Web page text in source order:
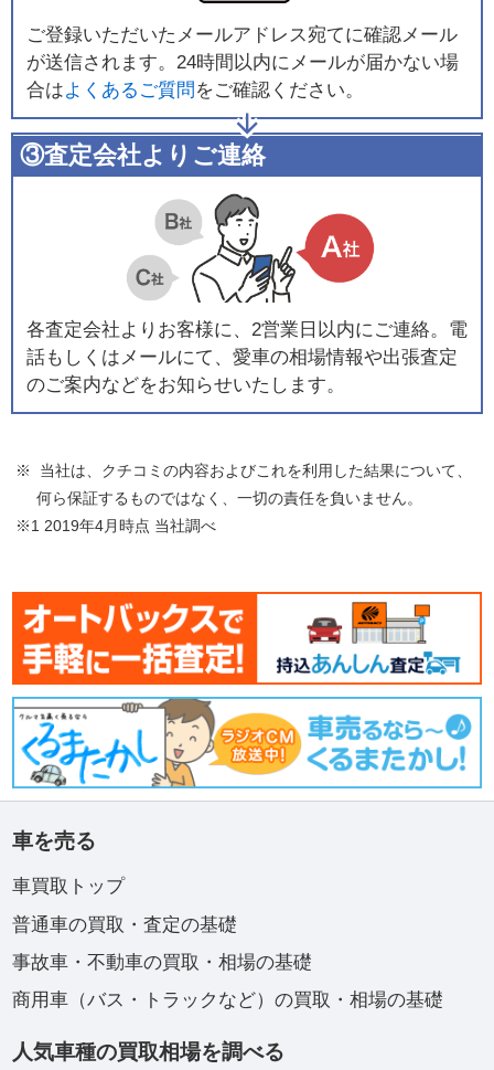
ご登録いただいたメールアドレス宛てに確認メール
が送信されます。24時間以内にメールが届かない場
合はよくあるご質問 をご確認ください。
③査定会社よりご連絡
各査定会社よりお客様に、2営業日以内にご連絡。電
話もしくはメールにて、愛車の相場情報や出張査定
のご案内などをお知らせいたします。
※ 当社は、クチコミの内容およびこれを利用した結果について、
何ら保証するものではなく、一切の責任を負いません。
※1 2019年4月時点 当社調べ
車を売る
車買取トップ
普通車の買取・査定の基礎
事故車・不動車の買取・相場の基礎
商用車（バス・トラックなど）の買取・相場の基礎
人気車種の買取相場を調べる